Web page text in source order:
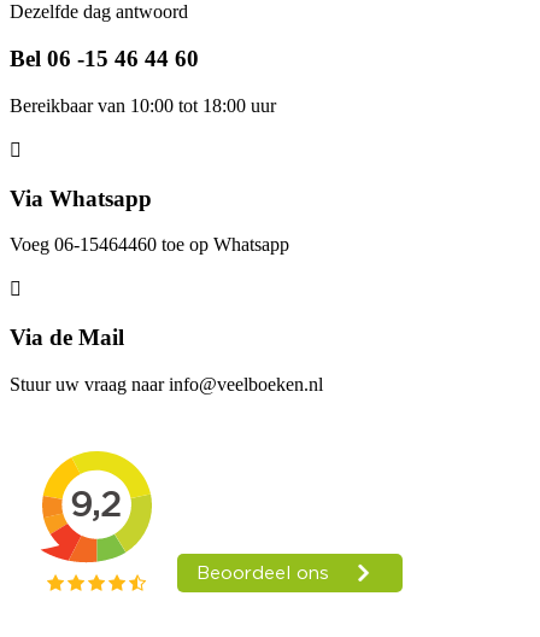
Dezelfde dag antwoord
Bel 06 -15 46 44 60
Bereikbaar van 10:00 tot 18:00 uur
Via Whatsapp
Voeg 06-15464460 toe op Whatsapp
Via de Mail
Stuur uw vraag naar info@veelboeken.nl